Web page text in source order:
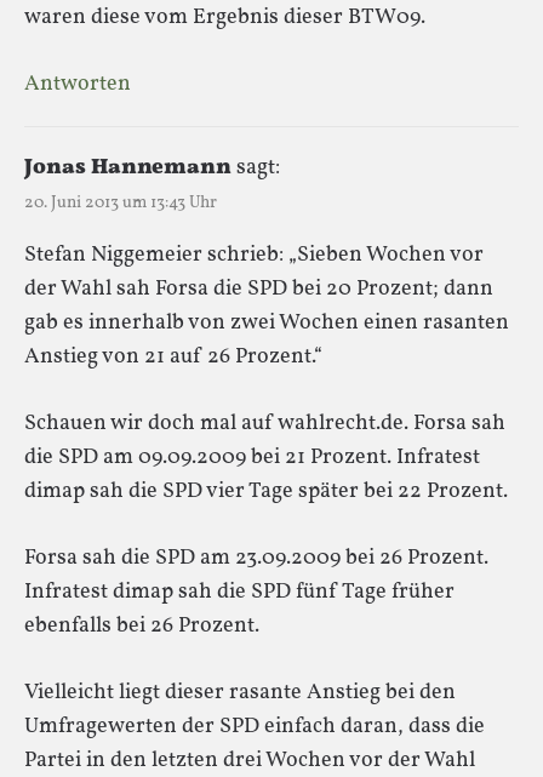
waren diese vom Ergebnis dieser BTW09.
Antworten
Jonas Hannemannsagt:
20. Juni 2013 um 13:43 Uhr
Stefan Niggemeier schrieb: „Sieben Wochen vor
der Wahl sah Forsa die SPD bei 20 Prozent; dann
gab es innerhalb von zwei Wochen einen rasanten
Anstieg von 21 auf 26 Prozent.“
Schauen wir doch mal auf wahlrecht.de. Forsa sah
die SPD am 09.09.2009 bei 21 Prozent. Infratest
dimap sah die SPD vier Tage später bei 22 Prozent.
Forsa sah die SPD am 23.09.2009 bei 26 Prozent.
Infratest dimap sah die SPD fünf Tage früher
ebenfalls bei 26 Prozent.
Vielleicht liegt dieser rasante Anstieg bei den
Umfragewerten der SPD einfach daran, dass die
Partei in den letzten drei Wochen vor der Wahl